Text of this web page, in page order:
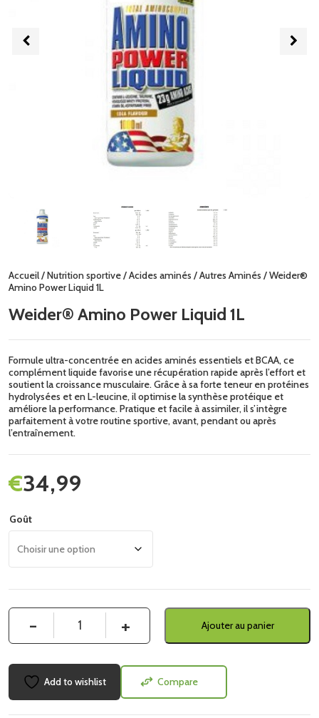
Accueil/Nutrition sportive/Acides aminés /Autres Aminés / Weider®
Amino Power Liquid 1L
Weider® Amino Power Liquid 1L
Formule ultra-concentrée en acides aminés essentiels et BCAA, ce
complément liquide favorise une récupération rapide après l’effort et
soutient la croissance musculaire. Grâce à sa forte teneur en protéines
hydrolysées et en L-leucine, il optimise la synthèse protéique et
améliore la performance. Pratique et facile à assimiler, il s’intègre
parfaitement à votre routine sportive, avant, pendant ou après
l’entraînement.
34,99
€
Goût
Ajouter au panier
Add to wishlist Compare